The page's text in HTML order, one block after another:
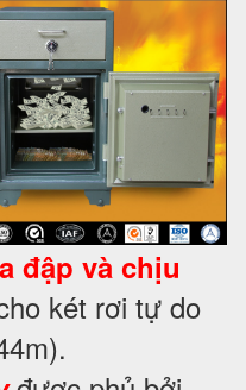
đập và chịu
két rơi tự do